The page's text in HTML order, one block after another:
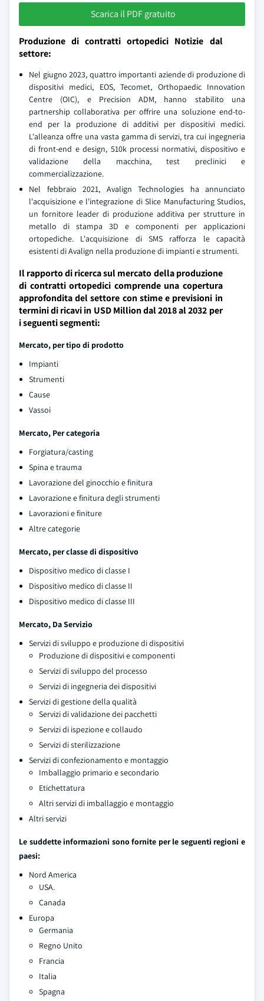
Scarica il PDF gratuito
Produzione di contratti ortopedici Notizie dal
settore:
Nel giugno 2023, quattro importanti aziende di produzione di
dispositivi medici, EOS, Tecomet, Orthopaedic Innovation
Centre (OIC), e Precision ADM, hanno stabilito una
partnership collaborativa per offrire una soluzione end-to-
end per la produzione di additivi per dispositivi medici.
L'alleanza offre una vasta gamma di servizi, tra cui ingegneria
di front-end e design, 510k processi normativi, dispositivo e
validazione della macchina, test preclinici e
commercializzazione.
Nel febbraio 2021, Avalign Technologies ha annunciato
l'acquisizione e l'integrazione di Slice Manufacturing Studios,
un fornitore leader di produzione additiva per strutture in
metallo di stampa 3D e componenti per applicazioni
ortopediche. L'acquisizione di SMS rafforza le capacità
esistenti di Avalign nella produzione di impianti e strumenti.
Il rapporto di ricerca sul mercato della produzione
di contratti ortopedici comprende una copertura
approfondita del settore con stime e previsioni in
termini di ricavi in USD Million dal 2018 al 2032 per
i seguenti segmenti:
Mercato, per tipo di prodotto
Impianti
Strumenti
Cause
Vassoi
Mercato, Per categoria
Forgiatura/casting
Spina e trauma
Lavorazione del ginocchio e finitura
Lavorazione e finitura degli strumenti
Lavorazioni e finiture
Altre categorie
Mercato, per classe di dispositivo
Dispositivo medico di classe I
Dispositivo medico di classe II
Dispositivo medico di classe III
Mercato, Da Servizio
Servizi di sviluppo e produzione di dispositivi
Produzione di dispositivi e componenti
Servizi di sviluppo del processo
Servizi di ingegneria dei dispositivi
Servizi di gestione della qualità
Servizi di validazione dei pacchetti
Servizi di ispezione e collaudo
Servizi di sterilizzazione
Servizi di confezionamento e montaggio
Imballaggio primario e secondario
Etichettatura
Altri servizi di imballaggio e montaggio
Altri servizi
Le suddette informazioni sono fornite per le seguenti regioni e
paesi:
Nord America
USA.
Canada
Europa
Germania
Regno Unito
Francia
Italia
Spagna